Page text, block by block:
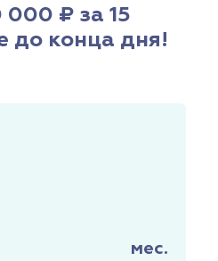
₽ за 15
до конца дня!
мес.